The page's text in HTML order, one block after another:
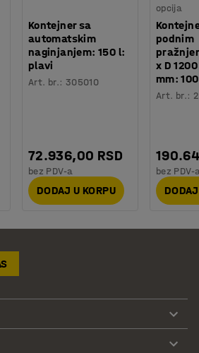
Kontejner sa
automatskim
naginjanjem: 150 l:
plavi
Art. br.: 305010
72.936,00 RSD
bez PDV-a
DODAJ U KORPU
opcija
podnim
x D
mm:
Art. br.:
bez PDV-